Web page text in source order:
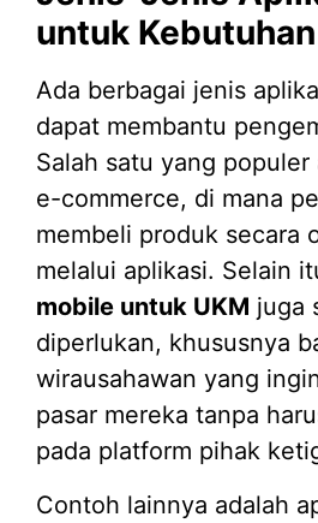
untuk
Ada berbagai jenis
dapat membantu
Salah satu yang populer
e-commerce, di mana
membeli produk secara
melalui aplikasi. Selain
mobile untuk UKM juga
diperlukan, khususnya
wirausahawan yang
pasar mereka tanpa
pada platform pihak
Contoh lainnya adalah